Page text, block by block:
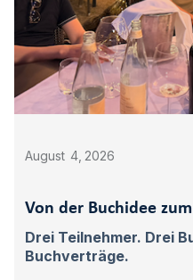
August 4 2026
Von der Buchidee
Drei Teilnehmer. Drei
Buchverträge.